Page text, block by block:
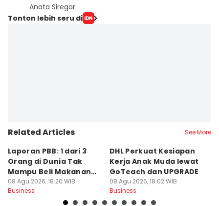
Anata Siregar
Tonton lebih seru di
Related Articles See More
Laporan PBB: 1 dari 3
Orang di Dunia Tak
Mampu Beli Makanan
Sehat
08 Agu 2026, 18:20 WIB
Business
DHL Perkuat Kesiapan
Kerja Anak Muda lewat
GoTeach dan UPGRADE
08 Agu 2026, 18:02 WIB
Business